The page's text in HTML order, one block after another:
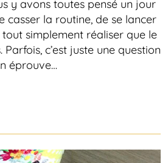
y avons toutes pensé un jour
casser la routine, de se lancer
simplement réaliser que le
c’est juste une question
éprouve…